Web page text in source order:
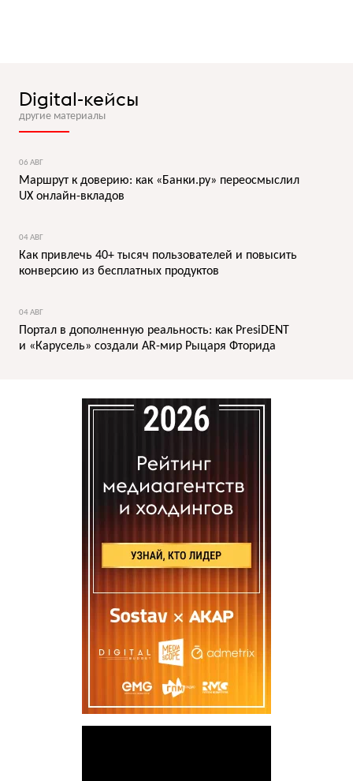
Digital-кейсы
другие материалы
06 АВГ
Маршрут к доверию: как «Банки.ру» переосмыслил
UX онлайн-вкладов
04 АВГ
Как привлечь 40+ тысяч пользователей и повысить
конверсию из бесплатных продуктов
04 АВГ
Портал в дополненную реальность: как PresiDENT
и «Карусель» создали AR-мир Рыцаря Фторида